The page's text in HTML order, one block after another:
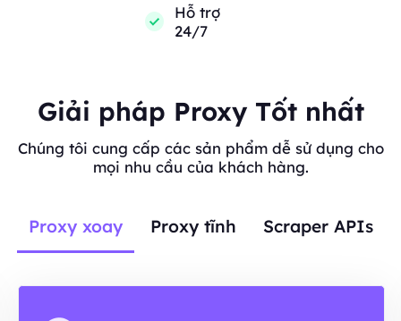
Hỗ trợ
24/7
Giải pháp Proxy Tốt nhất
Chúng tôi cung cấp các sản phẩm dễ sử dụng cho
mọi nhu cầu của khách hàng.
Proxy xoay Proxy tĩnh Scraper APIs